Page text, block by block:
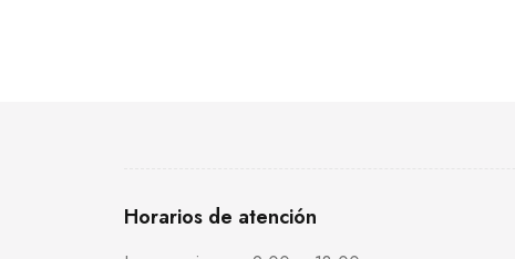
Horarios de atención